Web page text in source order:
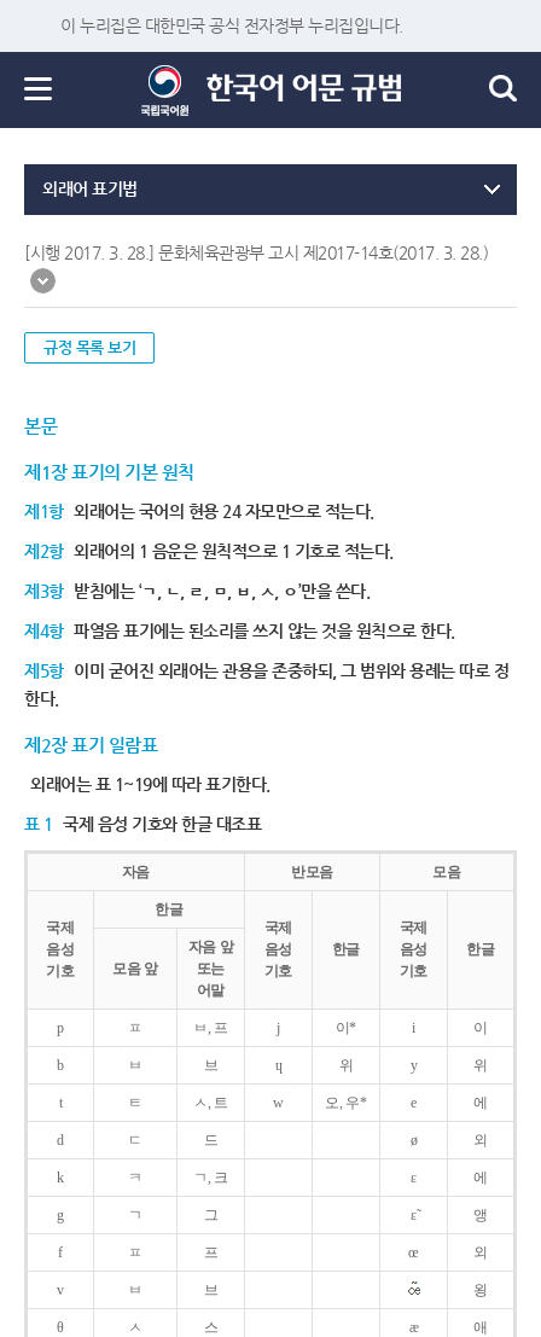
이 누리집은 대한민국 공식 전자정부 누리집입니다.
외래어 표기법
[시행 2017. 3. 28.] 문화체육관광부 고시 제2017-14호(2017. 3. 28.)
규정 목록 보기
본문
제1장 표기의 기본 원칙
제1항 외래어는 국어의 현용 24 자모만으로 적는다.
제2항 외래어의 1 음운은 원칙적으로 1 기호로 적는다.
제3항 받침에는 ‘ㄱ, ㄴ, ㄹ, ㅁ, ㅂ, ㅅ, ㅇ’만을 쓴다.
제4항 파열음 표기에는 된소리를 쓰지 않는 것을 원칙으로 한다.
제5항 이미 굳어진 외래어는 관용을 존중하되, 그 범위와 용례는 따로 정
한다.
제2장 표기 일람표
외래어는 표 1~19에 따라 표기한다.
표 1 국제 음성 기호와 한글 대조표
자음 반모음 모음
국제
음성
기호
한글
국제
음성
기호
한글
국제
음성
기호
한글
모음 앞
자음 앞
또는
어말
p ㅍ ㅂ, 프 j 이* i 이
b ㅂ 브 ɥ 위 y 위
t ㅌ ㅅ, 트 w 오, 우* e 에
d ㄷ 드 ø 외
k ㅋ ㄱ, 크 ɛ 에
g ㄱ 그 ɛ̃ 앵
f ㅍ 프 œ 외
v ㅂ 브 욍
θ ㅅ 스 æ 애